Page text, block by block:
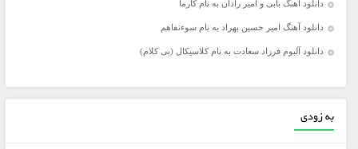
دانلود آهنگ بابی و امیر رادان به نام کارما
دانلود آهنگ امیر حسین بهراد به نام سوءتفاهم
دانلود آلبوم فرزاد سعادت به نام کلاسیکال (بی کلام)
به زودی